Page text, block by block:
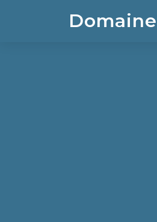
Domaine